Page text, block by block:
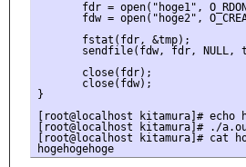
fdr = open("hoge1",
fdw = open("hoge2",
       fstat(fdr, &tmp);
sendfile(fdw, fdr, NULL,
       close(fdr);
       close(fdw);
}
[root@localhost kitamura]# echo
[root@localhost kitamura]# ./
[root@localhost kitamura]# cat
hogehogehoge